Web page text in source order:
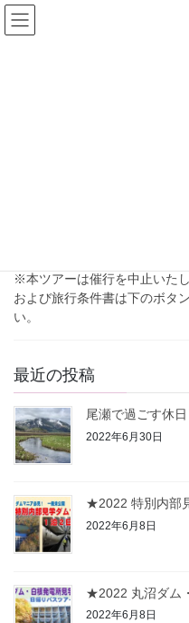
コ
ン
ナ
ビ
※本ツアーは催行を中止いた
および旅行条件書は下のボタ
い。
最近の投稿
尾瀬で過ごす休日
2022年6月30日
★2022 特別内部
2022年6月8日
★2022 丸沼ダム
2022年6月8日